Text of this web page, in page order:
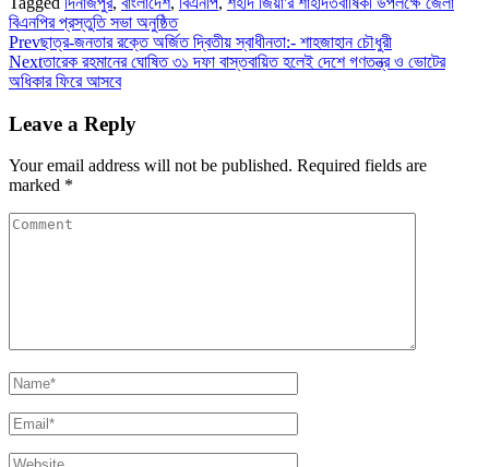
বিএনপির প্রস্তুতি সভা অনুষ্ঠিত
Prevছাত্র-জনতার রক্তে অর্জিত দ্বিতীয় স্বাধীনতা:- শাহজাহান চৌধুরী
Nextতারেক রহমানের ঘোষিত ৩১ দফা বাস্তবায়িত হলেই দেশে গণতন্ত্র ও ভোটের
অধিকার ফিরে আসবে
Leave a Reply
Your email address will not be published. Required fields are
marked *